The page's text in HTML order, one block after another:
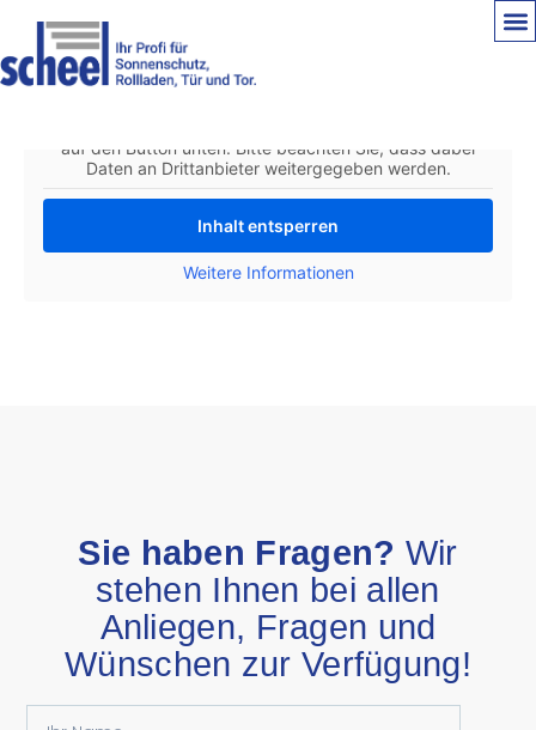
auf den Button unten. Bitte beachten Sie, dass dabei
Daten an Drittanbieter weitergegeben werden.
Inhalt entsperren
Weitere Informationen
Sie haben Fragen? Wir
stehen Ihnen bei allen
Anliegen, Fragen und
Wünschen zur Verfügung!